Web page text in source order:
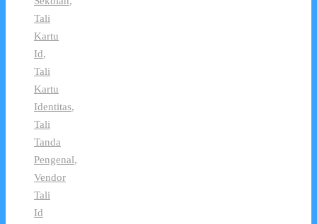
Tali
Kartu
Id,
Tali
Kartu
Identitas,
Tali
Tanda
Pengenal,
Vendor
Tali
Id